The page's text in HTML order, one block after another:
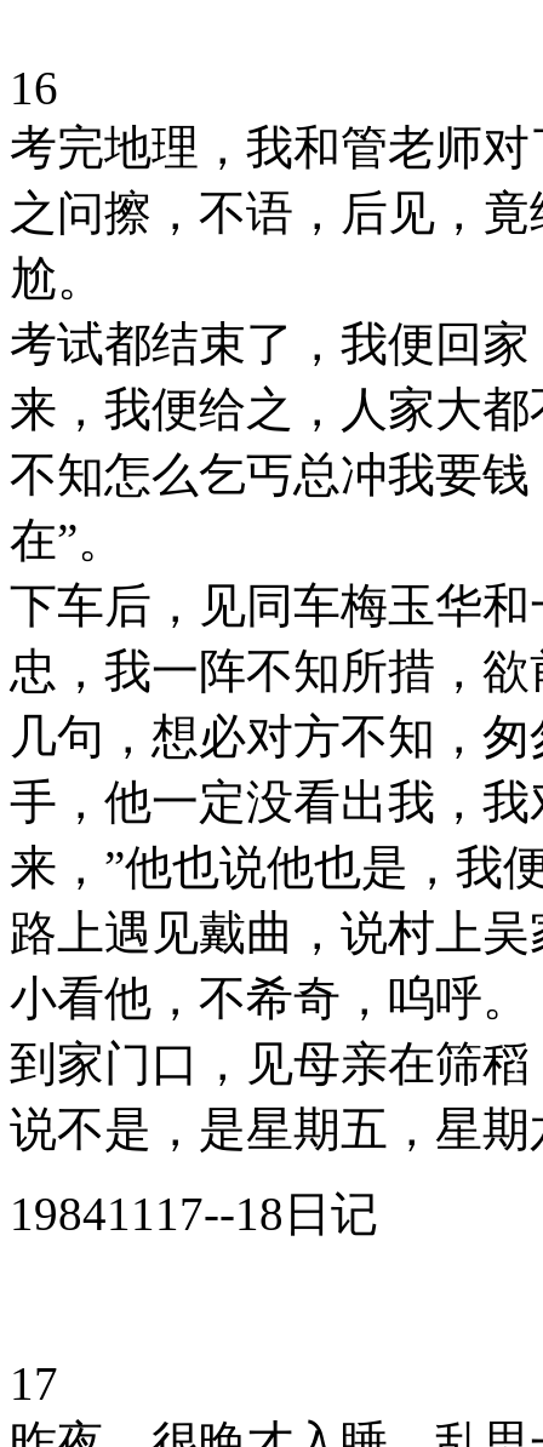
16
考完地理，我和管老师
之问擦，不语，后见，
尬。
考试都结束了，我便回
来，我便给之，人家大
不知怎么乞丐总冲我要
在”。
下车后，见同车梅玉华
忠，我一阵不知所措，
几句，想必对方不知，
手，他一定没看出我，
来，”他也说他也是，我
路上遇见戴曲，说村上
小看他，不希奇，呜呼。
到家门口，见母亲在筛
说不是，是星期五，星
19841117--18日记
17